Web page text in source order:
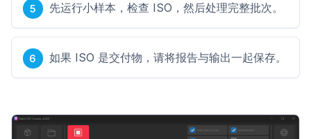
先运行小样本，检查 ISO，然后处理完整批次。
如果 ISO 是交付物，请将报告与输出一起保存。